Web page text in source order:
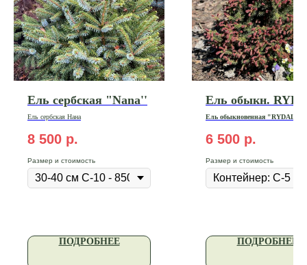
Ель сербская "Nana''
Ель сербская Нана
8 500 р.
Размер и стоимость
ПОДРОБНЕЕ
Ель обыкн.
Ель обыкновенная "RYDAL"
500₽
6 500 р.
Размер и стоимость
ПОДРОБНЕЕ